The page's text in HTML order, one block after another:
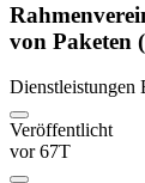
von Paketen
Dienstleistungen
Veröffentlicht
vor 67T